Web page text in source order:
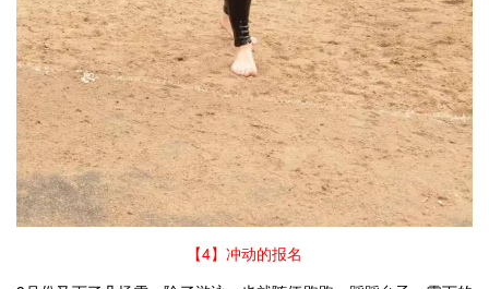
【4】冲动的报名